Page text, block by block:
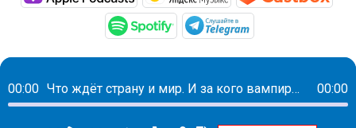
https://open.spotify.com/
00:00 Что ждёт страну и мир. И за кого вампиры - за Россию или Запад 00:00